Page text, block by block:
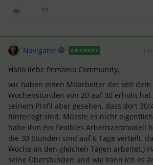
Navigator ANTWORT
Hallo liebe Personio Community,
wir haben einen Mitarbeiter der seit dem
Wochenstunden von 20 auf 30 erhöht
seinem Profil aber gesehen, dass dort
hinterlegt sind. Müsste es nicht eigentlich
habe ihm ein flexibles Arbeitszeitmodell
die 30 Stunden sind auf 6 Tage verteilt,
Woche an den gleichen Tagen arbeitet.)
seine Überstunden und wie kann ich es